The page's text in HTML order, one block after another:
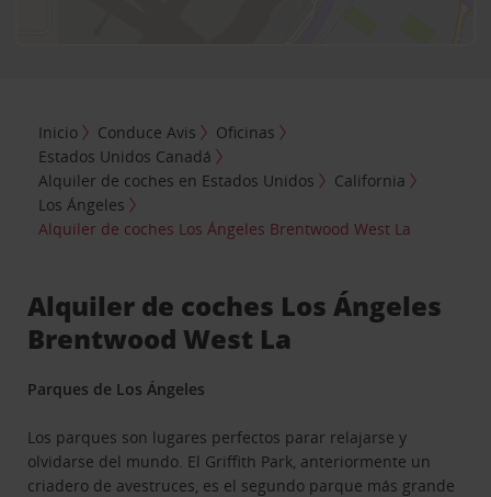
Inicio Conduce Avis
Oficinas
Estados Unidos Canadá
Alquiler de coches en Estados Unidos
California
Los Ángeles
Alquiler de coches Los Ángeles Brentwood West La
Alquiler de coches Los Ángeles
Brentwood West La
Parques de Los Ángeles
Los parques son lugares perfectos parar relajarse y
olvidarse del mundo. El Griffith Park, anteriormente un
criadero de avestruces, es el segundo parque más grande